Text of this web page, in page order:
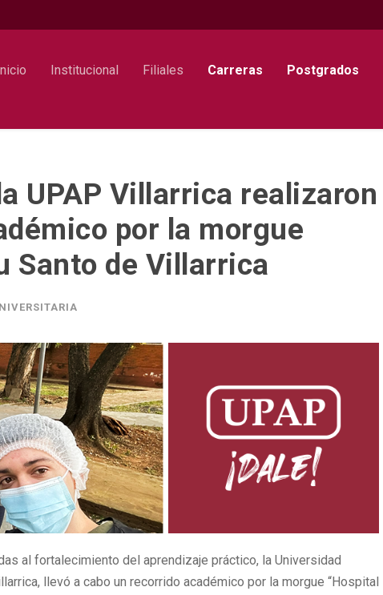
Institucional Filiales Carreras Postgrados
UPAP Villarrica realizaron
por la morgue
Santo de Villarrica
al fortalecimiento del aprendizaje práctico, la Universidad
llevó a cabo un recorrido académico por la morgue “Hospital